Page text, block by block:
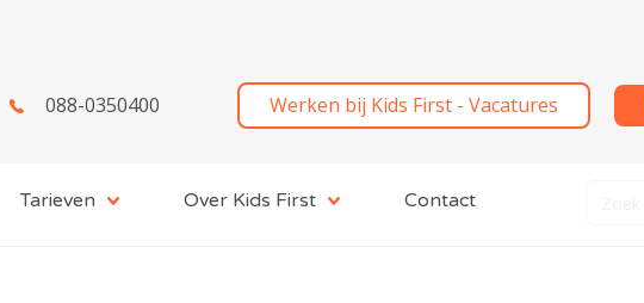
088-0350400 Werken bij Kids First - Vacatures
Tarieven Over Kids First Contact